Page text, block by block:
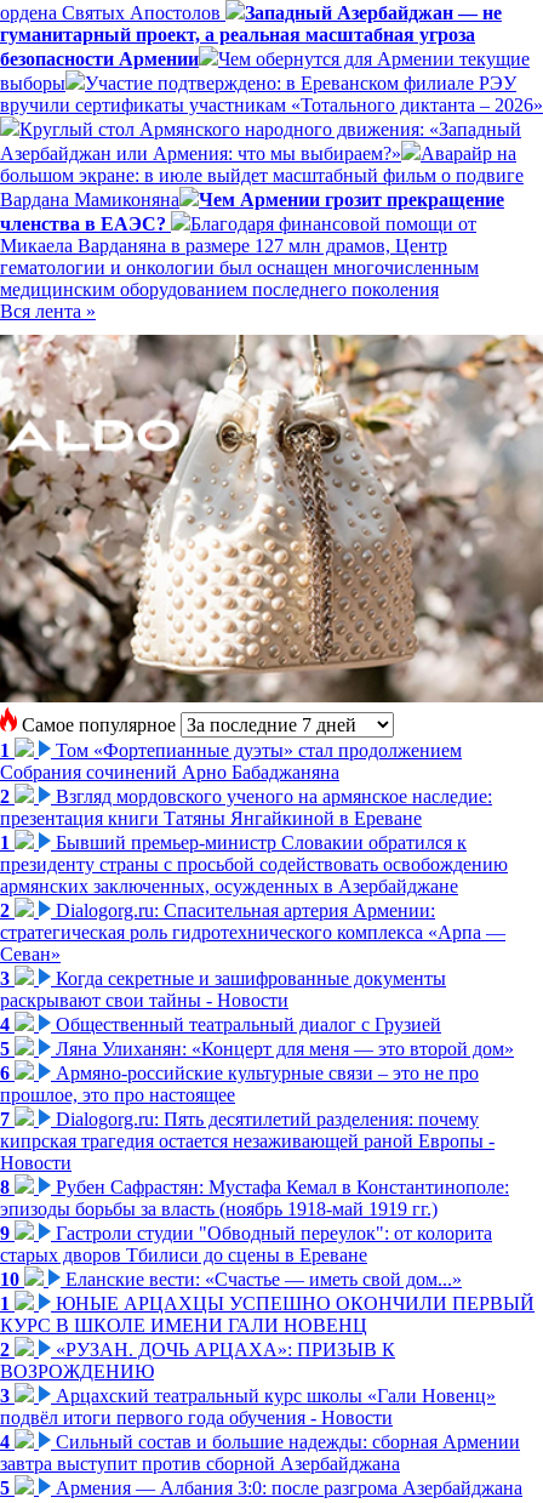
ордена Святых Апостолов
Западный Азербайджан — не
гуманитарный проект, а реальная масштабная угроза
безопасности Армении
Чем обернутся для Армении текущие
выборы
Участие подтверждено: в Ереванском филиале РЭУ
вручили сертификаты участникам «Тотального диктанта – 2026»
Круглый стол Армянского народного движения: «Западный
Азербайджан или Армения: что мы выбираем?»
Аварайр на
большом экране: в июле выйдет масштабный фильм о подвиге
Вардана Мамиконяна
Чем Армении грозит прекращение
членства в ЕАЭС?
Благодаря финансовой помощи от
Микаела Варданяна в размере 127 млн драмов, Центр
гематологии и онкологии был оснащен многочисленным
медицинским оборудованием последнего поколения
Вся лента »
Самое популярное
1
Том «Фортепианные дуэты» стал продолжением
Собрания сочинений Арно Бабаджаняна
2
Взгляд мордовского ученого на армянское наследие:
презентация книги Татяны Янгайкиной в Ереване
1
Бывший премьер-министр Словакии обратился к
президенту страны с просьбой содействовать освобождению
армянских заключенных, осужденных в Азербайджане
2
Dialogorg.ru: Спасительная артерия Армении:
стратегическая роль гидротехнического комплекса «Арпа —
Севан»
3
Когда секретные и зашифрованные документы
раскрывают свои тайны - Новости
4
Общественный театральный диалог с Грузией
5
Ляна Улиханян: «Концерт для меня — это второй дом»
6
Армяно-российские культурные связи – это не про
прошлое, это про настоящее
7
Dialogorg.ru: Пять десятилетий разделения: почему
кипрская трагедия остается незаживающей раной Европы -
Новости
8
Рубен Сафрастян: Мустафа Кемал в Константинополе:
эпизоды борьбы за власть (ноябрь 1918-май 1919 гг.)
9
Гастроли студии "Обводный переулок": от колорита
старых дворов Тбилиси до сцены в Ереване
10
Еланские вести: «Счастье — иметь свой дом...»
1
ЮНЫЕ АРЦАХЦЫ УСПЕШНО ОКОНЧИЛИ ПЕРВЫЙ
КУРС В ШКОЛЕ ИМЕНИ ГАЛИ НОВЕНЦ
2
«РУЗАН. ДОЧЬ АРЦАХА»: ПРИЗЫВ К
ВОЗРОЖДЕНИЮ
3
Арцахский театральный курс школы «Гали Новенц»
подвёл итоги первого года обучения - Новости
4
Сильный состав и большие надежды: сборная Армении
завтра выступит против сборной Азербайджана
5
Армения — Албания 3:0: после разгрома Азербайджана